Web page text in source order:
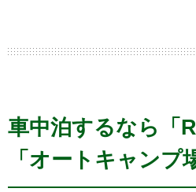
車中泊するなら「
「オートキャンプ